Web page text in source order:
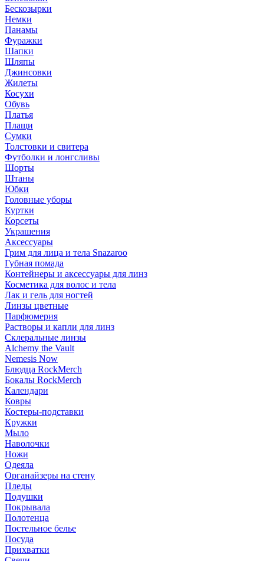
Бескозырки
Немки
Панамы
Фуражки
Шапки
Шляпы
Джинсовки
Жилеты
Косухи
Обувь
Платья
Плащи
Сумки
Толстовки и свитера
Футболки и лонгсливы
Шорты
Штаны
Юбки
Головные уборы
Куртки
Корсеты
Украшения
Аксессуары
Грим для лица и тела Snazaroo
Губная помада
Контейнеры и аксессуары для линз
Косметика для волос и тела
Лак и гель для ногтей
Линзы цветные
Парфюмерия
Растворы и капли для линз
Склеральные линзы
Alchemy the Vault
Nemesis Now
Блюдца RockMerch
Бокалы RockMerch
Календари
Ковры
Костеры-подставки
Кружки
Мыло
Наволочки
Ножи
Одеяла
Органайзеры на стену
Пледы
Подушки
Покрывала
Полотенца
Постельное белье
Посуда
Прихватки